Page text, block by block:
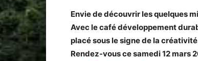
Envie de découvrir les quelques
Avec le café développement
placé sous le signe de la
Rendez-vous ce samedi 12 mars